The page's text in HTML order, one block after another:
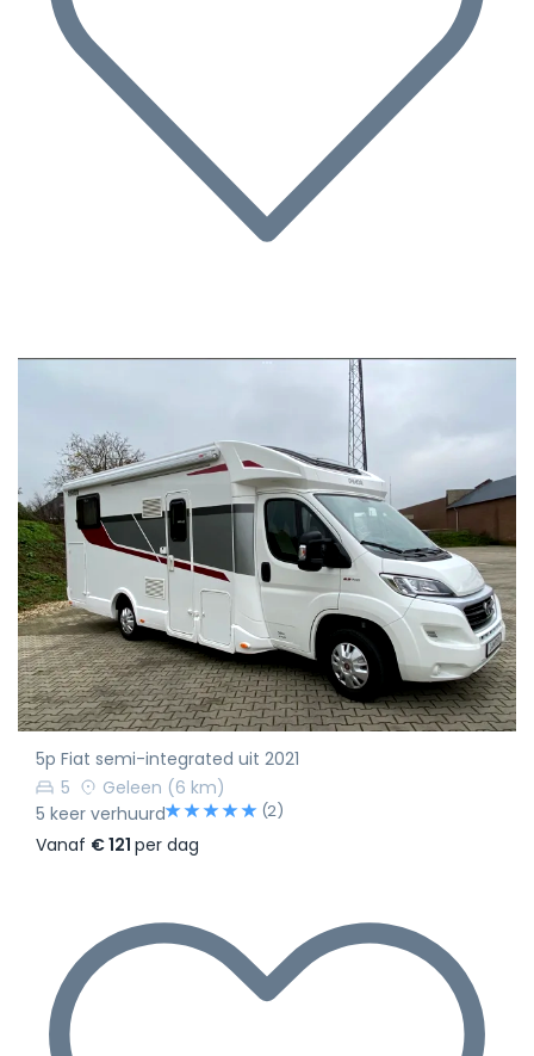
5p Fiat semi-integrated uit 2021
5
Geleen (6 km)
5 keer verhuurd
(2)
Vanaf € 121 per dag